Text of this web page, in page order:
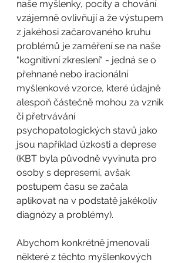
naše myšlenky, pocity a chování
vzájemně ovlivňují a že výstupem
z jakéhosi začarovaného kruhu
problémů je zaměření se na naše
"kognitivní zkreslení" - jedná se o
přehnané nebo iracionální
myšlenkové vzorce, které údajně
alespoň částečně mohou za vznik
či přetrvávání
psychopatologických stavů jako
jsou například úzkosti a deprese
(KBT byla původně vyvinuta pro
osoby s depresemi, avšak
postupem času se začala
aplikovat na v podstatě jakékoliv
diagnózy a problémy).
Abychom konkrétně jmenovali
některé z těchto myšlenkových